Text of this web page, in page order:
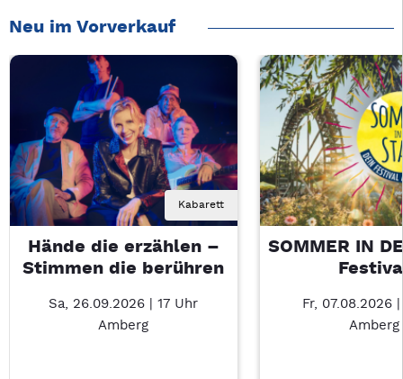
Neu im Vorverkauf
Kabarett
Hände die erzählen –
Stimmen die berühren
Sa, 26.09.2026 | 17 Uhr
Amberg
SOMMER IN
Fr, 07.08.2026
Amberg